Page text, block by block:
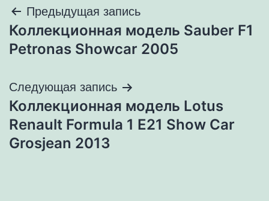
Навигация
по
Предыдущая запись
Коллекционная модель Sauber F1
Petronas Showcar 2005
Следующая запись
Коллекционная модель Lotus
Renault Formula 1 E21 Show Car
Grosjean 2013